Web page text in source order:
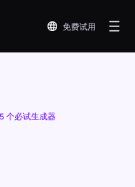
免费试用
个必试生成器